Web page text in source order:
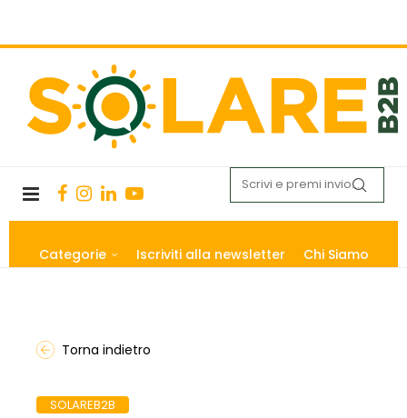
Categorie Iscriviti alla newsletter Chi Siamo
Torna indietro
SOLAREB2B